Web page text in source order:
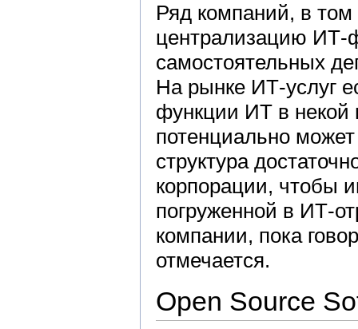
Ряд компаний, в том
централизацию ИТ-
самостоятельных
На рынке ИТ-услуг
функции ИТ в некой
потенциально
структура
корпорации, чтобы
погруженной в ИТ-
компании, пока
отмечается.
Open Source